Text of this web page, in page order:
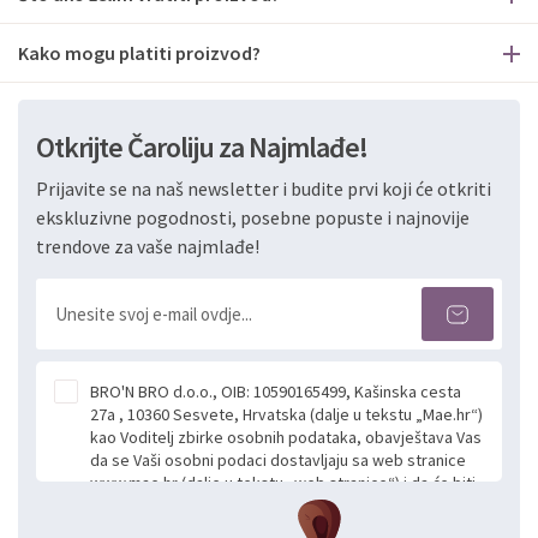
Kako mogu platiti proizvod?
Otkrijte Čaroliju za Najmlađe!
Prijavite se na naš newsletter i budite prvi koji će otkriti
ekskluzivne pogodnosti, posebne popuste i najnovije
trendove za vaše najmlađe!
BRO'N BRO d.o.o., OIB: 10590165499, Kašinska cesta
27a , 10360 Sesvete, Hrvatska (dalje u tekstu „Mae.hr“)
kao Voditelj zbirke osobnih podataka, obavještava Vas
da se Vaši osobni podaci dostavljaju sa web stranice
www.mae.hr (dalje u tekstu „web stranice“) i da će biti
obrađeni. Prihvaćanjem ove Izjave smatra se da
slobodno i izričito dajete privolu za prikupljanje i daljnju